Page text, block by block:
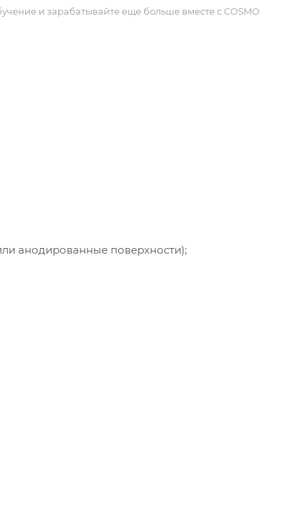
и зарабатывайте еще больше вместе с COSMO
анодированные поверхности);